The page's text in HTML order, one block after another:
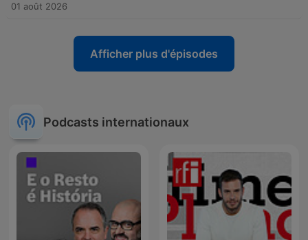
01 août 2026
Afficher plus d'épisodes
Podcasts internationaux